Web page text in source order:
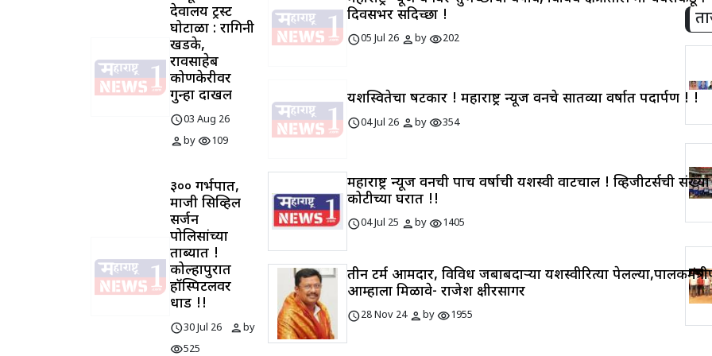
देवालय ट्रस्ट
घोटाळा : रागिनी
खडके,
रावसाहेब
कोणकेरीवर
गुन्हा दाखल
schedule03 Aug 26
personbyvisibility109
३०० गर्भपात,
माजी सिव्हिल
सर्जन
पोलिसांच्या
ताब्यात !
कोल्हापुरात
हॉस्पिटलवर
धाड !!
schedule30 Jul 26 personby
visibility525
दिवसभर सदिच्छा !
schedule05 Jul 26 personbyvisibility202
यशस्वितेचा षटकार ! महाराष्ट्र न्यूज वनचे सातव्या वर्षात पदार्पण ! !
schedule04 Jul 26 personbyvisibility354
महाराष्ट्र न्यूज वनची पाच वर्षाची यशस्वी वाटचाल ! व्हिजीटर्सची
कोटीच्या घरात !!
schedule04 Jul 25 personbyvisibility1405
तीन टर्म आमदार, विविध जबाबदाऱ्या यशस्वीरित्या
आम्हाला मिळावे- राजेश क्षीरसागर
schedule28 Nov 24 personbyvisibility1955